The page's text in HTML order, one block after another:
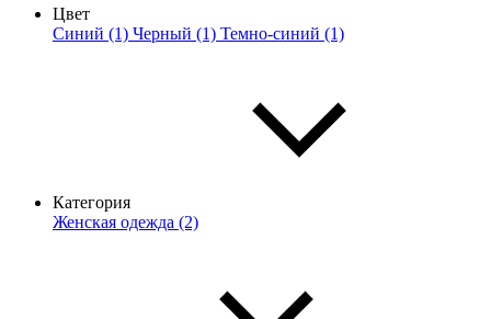
Цвет
Синий (1) Черный (1) Темно-синий (1)
Категория
Женская одежда (2)